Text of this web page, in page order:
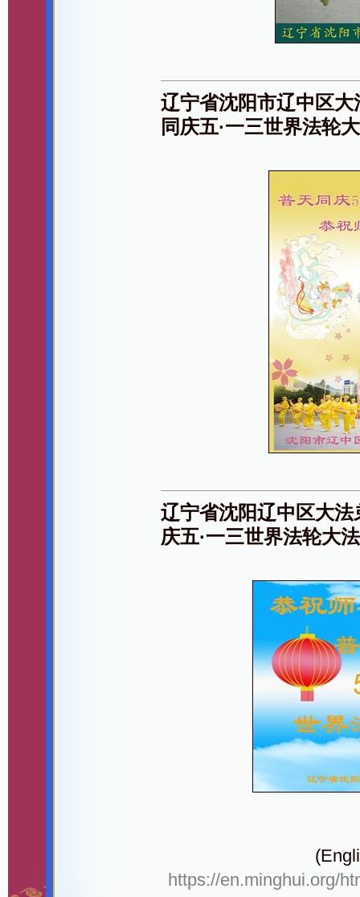
辽宁省沈阳市辽中区
同庆五·一三世界法轮
辽宁省沈阳辽中区大
庆五·一三世界法轮大
https://en.minghui.org/